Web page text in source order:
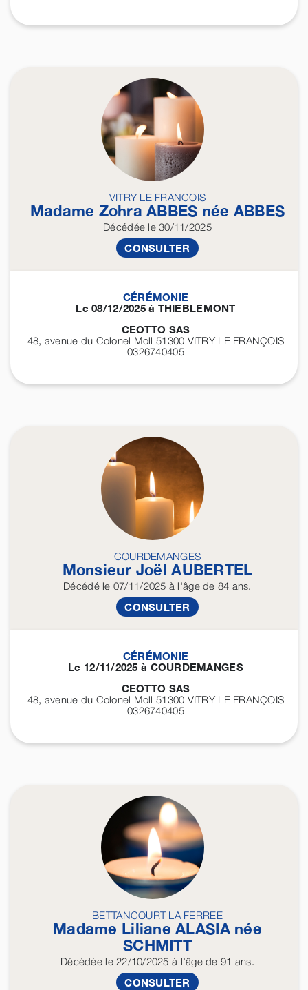
VITRY LE FRANCOIS
Madame ZohraABBES née ABBES
Décédée le 30/11/2025
CONSULTER
CÉRÉMONIE
Le 08/12/2025 à THIEBLEMONT
CEOTTO SAS
48, avenue du Colonel Moll 51300 VITRY LE FRANÇOIS
0326740405
COURDEMANGES
Monsieur JoëlAUBERTEL
Décédéle 07/11/2025 à l'âge de 84 ans.
CONSULTER
CÉRÉMONIE
Le 12/11/2025 à COURDEMANGES
CEOTTO SAS
48, avenue du Colonel Moll 51300 VITRY LE FRANÇOIS
0326740405
BETTANCOURT LA FERREE
Madame LilianeALASIAnée
SCHMITT
Décédéele 22/10/2025 à l'âge de 91 ans.
CONSULTER